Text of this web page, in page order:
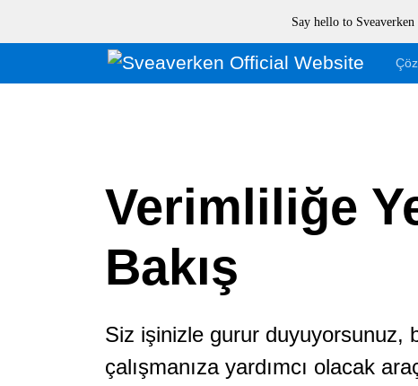
Say hello to
Verimliliğe
Bakış
Siz işinizle gurur duyuyorsunuz,
çalışmanıza yardımcı olacak